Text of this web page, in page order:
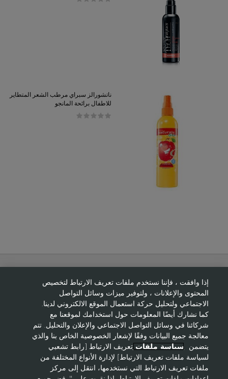
ناتشورالز سبراي مرطب الشعر المتطاير
للاطفال برائحة المانجو
حول ايفون
مساعدة
هل تحتاج إلى ممثل مبيعات؟
إذا وافقت ، فإننا نستخدم ملفات تعريف الارتباط لتخصيص
المحتوى والإعلانات ، ولتوفير ميزات وسائل التواصل
الاجتماعي ولتحليل حركة استعمال الموقع الالكتروني لدينا.
كما نشارك أيضًا المعلومات حول استخدامك لموقعنا مع
شركائنا في وسائل التواصل الاجتماعي والإعلان والتحليل. تتم
معالجة جميع البيانات وفقًا لإشعار الخصوصية الخاص بنا والذي
يتضمن
سياسة ملفاتتعريف الارتباط [رابط تشعبي
لسياسة ملفات تعريف الارتباط] لإدارة الأنواع المختلفة من
ملفات تعريف الارتباط التي نستخدمها، انتقل إلى مركز